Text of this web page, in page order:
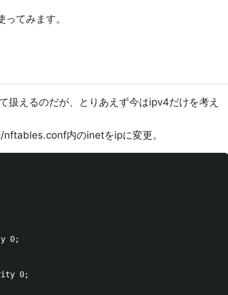
てみます。
えるのだが、とりあえず今はipv4だけを考え
内のinetをipに変更。